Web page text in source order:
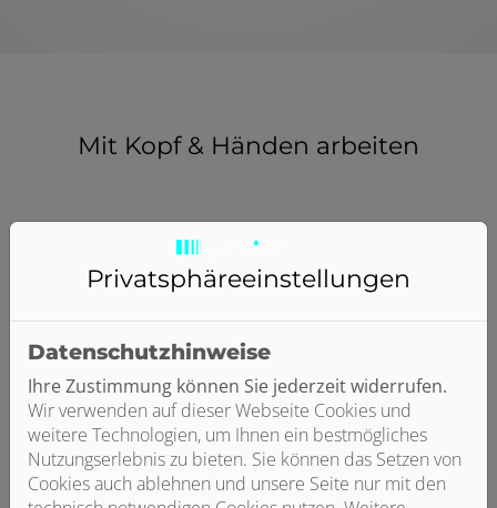
Mit Kopf & Händen arbeiten
Privatsphäre­einstellungen
Datenschutzhinweise
Ihre Zustimmung können Sie jederzeit widerrufen.
Wir verwenden auf dieser Webseite Cookies und
weitere Technologien, um Ihnen ein bestmögliches
Nutzungserlebnis zu bieten. Sie können das Setzen von
Cookies auch ablehnen und unsere Seite nur mit den